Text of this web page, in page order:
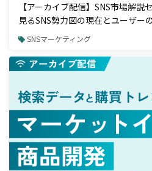
【アーカイブ配信】SNS市場解説
見るSNS勢力図の現在とユーザー
SNSマーケティング